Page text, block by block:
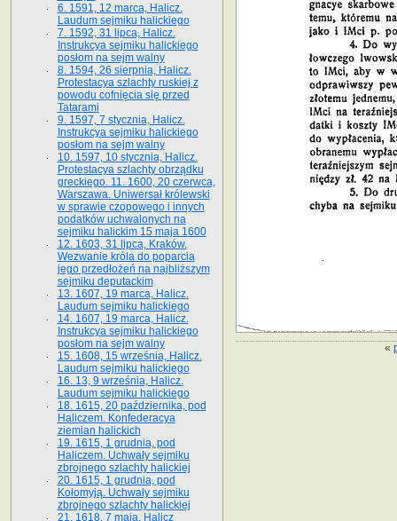
«
6. 1591, 12 marca, Halicz.
Laudum sejmiku halickiego
7. 1592, 31 lipca, Halicz.
Instrukcya sejmiku halickiego
posłom na sejm walny
8. 1594, 26 sierpnia, Halicz.
Protestacya szlachty ruskiej z
powodu cofnięcia się przed
Tatarami
9. 1597, 7 stycznia, Halicz.
Instrukcya sejmiku halickiego
posłom na sejm walny
10. 1597, 10 stycznia, Halicz.
Protestacya szlachty obrządku
greckiego. 11. 1600, 20 czerwca,
Warszawa. Uniwersał królewski
w sprawie czopowego i innych
podatków uchwalonych na
sejmiku halickim 15 maja 1600
12. 1603, 31 lipca, Kraków.
Wezwanie króla do poparcia
jego przedłożeń na najbliższym
sejmiku deputackim
13. 1607, 19 marca, Halicz.
Laudum sejmiku halickiego
14. 1607, 19 marca, Halicz.
Instrukcya sejmiku halickiego
posłom na sejm walny
15. 1608, 15 września, Halicz.
Laudum sejmiku halickiego
16. 13, 9 września, Halicz.
Laudum sejmiku halickiego
18. 1615, 20 października, pod
Haliczem. Konfederacya
ziemian halickich
19. 1615, 1 grudnia, pod
Haliczem. Uchwały sejmiku
zbrojnego szlachty halickiej
20. 1615, 1 grudnia, pod
Kołomyją. Uchwały sejmiku
zbrojnego szlachty halickiej
21. 1618, 7 maja, Halicz